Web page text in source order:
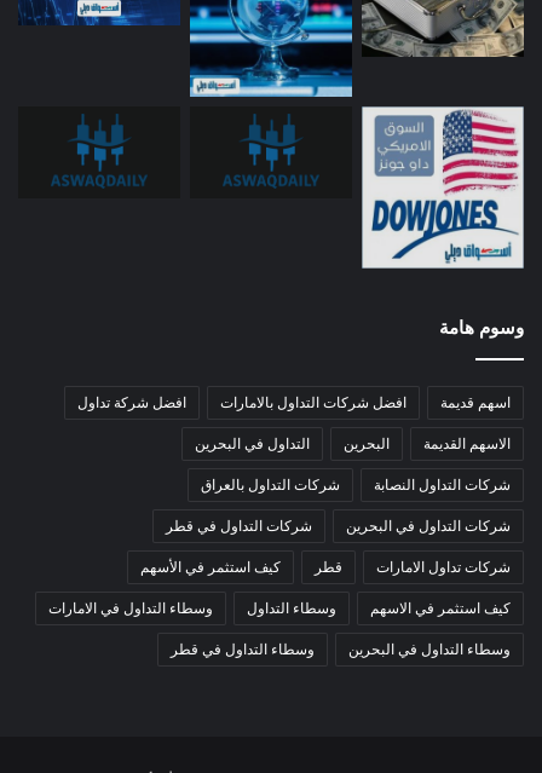
وسوم هامة
اسهم قديمة افضل شركات التداول بالامارات افضل شركة تداول
الاسهم القديمة البحرين التداول في البحرين
شركات التداول النصابة شركات التداول بالعراق
شركات التداول في البحرين شركات التداول في قطر
شركات تداول الامارات قطر كيف استثمر في الأسهم
كيف استثمر في الاسهم وسطاء التداول وسطاء التداول في الامارات
وسطاء التداول في البحرين وسطاء التداول في قطر